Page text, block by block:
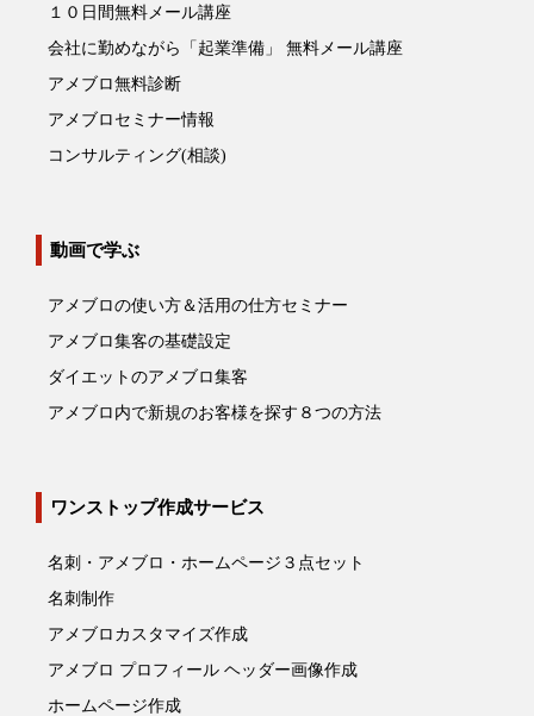
１０日間無料メール講座
会社に勤めながら「起業準備」 無料メール講座
アメブロ無料診断
アメブロセミナー情報
コンサルティング(相談)
動画で学ぶ
アメブロの使い方＆活用の仕方セミナー
アメブロ集客の基礎設定
ダイエットのアメブロ集客
アメブロ内で新規のお客様を探す８つの方法
ワンストップ作成サービス
名刺・アメブロ・ホームページ３点セット
名刺制作
アメブロカスタマイズ作成
アメブロ プロフィール ヘッダー画像作成
ホームページ作成